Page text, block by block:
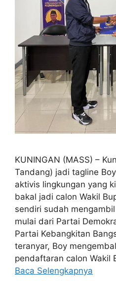
KUNINGAN (MASS) –
Tandang) jadi tagline
aktivis lingkungan yang
bakal jadi calon Wakil
sendiri sudah
mulai dari Partai
Partai Kebangkitan
teranyar, Boy
pendaftaran calon Wakil
Baca Selengkapnya